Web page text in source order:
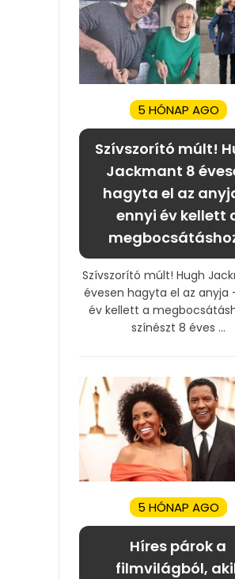
5 HÓNAP AGO
Szívszorító múlt!
Jackmant 8
hagyta el az
ennyi év kellett
Szívszorító múlt! Hugh
évesen hagyta el az anyja
év kellett a
színészt 8 éves ...
5 HÓNAP AGO
Híres párok a
filmvilágból,